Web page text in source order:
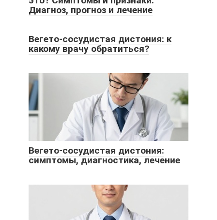
Диагноз, прогноз и лечение
Вегето-сосудистая дистония: к
какому врачу обратиться?
Вегето-сосудистая дистония:
симптомы, диагностика, лечение